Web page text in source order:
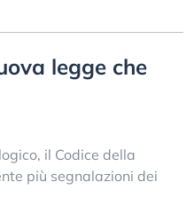
legge che
il Codice della
più segnalazioni dei